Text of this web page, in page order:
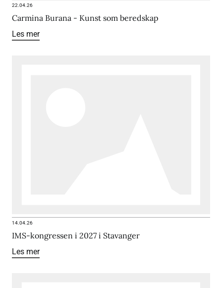
22.04.26
Carmina Burana - Kunst som beredskap
Les mer
14.04.26
IMS-kongressen i 2027 i Stavanger
Les mer